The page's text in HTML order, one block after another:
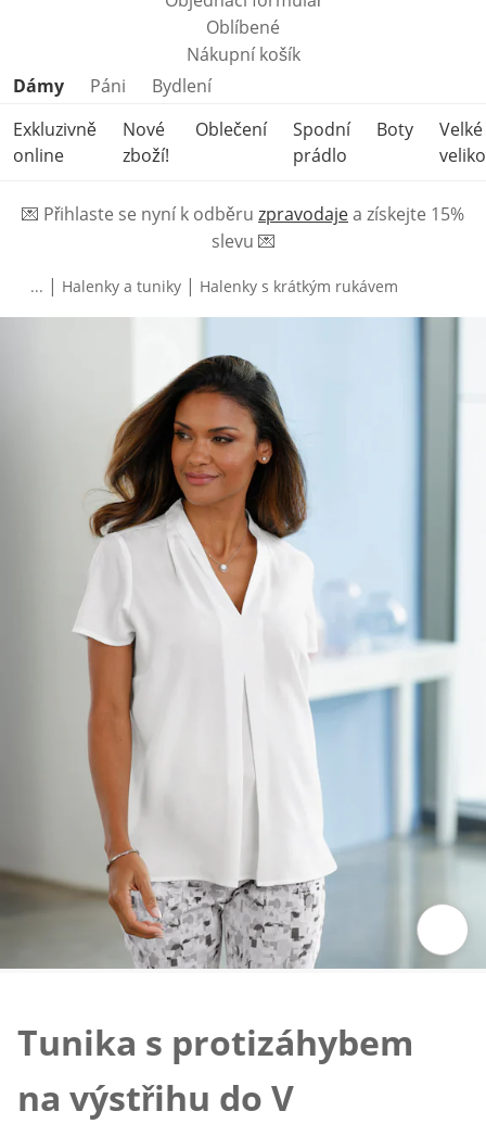
Oblíbené
Nákupní košík
Přeskočit kategorie produktů
Dámy Páni
Bydlení
Exkluzivně
online
Nové
zboží!
Oblečení
Spodní
prádlo
Boty
Velké
💌 Přihlaste se nyní k odběru zpravodajea získejte 15%
slevu 💌
... | Halenky a tuniky | Halenky s krátkým rukávem
Tunika s protizáhybem
na výstřihu do V